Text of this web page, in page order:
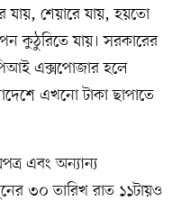
যায়, শেয়ারে যায়, হয়তো
কুঠুরিতে যায়। সরকারের
এক্সপোজার হলে
এখনো টাকা ছাপাতে
এবং অন্যান্য
জুনের ৩০ তারিখ রাত ১১টায়ও